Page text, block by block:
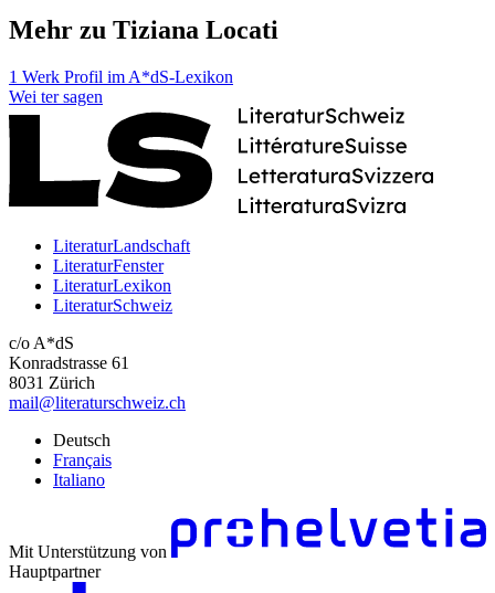
Mehr zu Tiziana Locati
1 Werk Profil im A*dS-Lexikon
Wei ter sagen
LiteraturLandschaft
LiteraturFenster
LiteraturLexikon
LiteraturSchweiz
c/o A*dS
Konradstrasse 61
8031 Zürich
mail@literaturschweiz.ch
Deutsch
Français
Italiano
Mit Unterstützung von
Hauptpartner